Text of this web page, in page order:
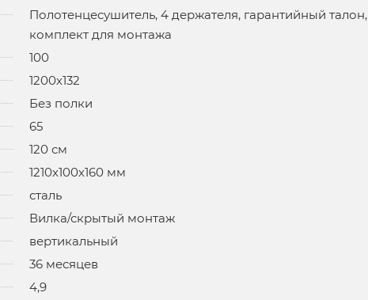
Полотенцесушитель, 4 держателя, гарантийный талон,
комплект для монтажа
100
1200х132
Без полки
65
120 см
1210х100х160 мм
сталь
Вилка/скрытый монтаж
вертикальный
36 месяцев
4,9